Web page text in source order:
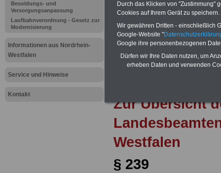
Besoldungs- und
Versorgungsanpassung
Laufbahnverordnung - Gesetz zur
Modernisierung
Informationen aus Nordrhein-
Westfalen
Service und Hinweise
Kontakt
geregelt (auch geeignet für
Beamte sowie Tarifkräfte des
>>> hier bestellen
ACHTUNG Neue Broschüre zum
Teilweise fünfstellige
Beamtinnen & Beamte in Bund und
durch eineb Neuregelung der
Zur Übersicht
Westfalen
§ 239
Durch das Klicken von "Zustimmung"
Cookies auf Ihrem Gerät zu speichern.
Wir gewähren Dritten - einschließlich
Google-Website "
Google ihre personenbezogenen
Dürfen wir Ihre Daten nutzen, um
erheben Daten und verwenden